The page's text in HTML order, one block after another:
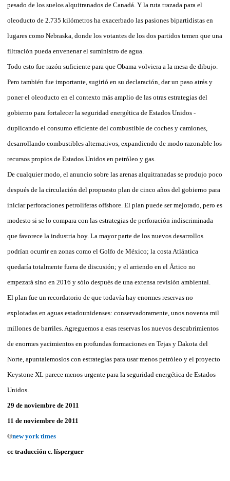
pesado de los suelos alquitranados de Canadá. Y la ruta trazada para el
oleoducto de 2.735 kilómetros ha exacerbado las pasiones bipartidistas en
lugares como Nebraska, donde los votantes de los dos partidos temen que una
filtración pueda envenenar el suministro de agua.
Todo esto fue razón suficiente para que Obama volviera a la mesa de dibujo.
Pero también fue importante, sugirió en su declaración, dar un paso atrás y
poner el oleoducto en el contexto más amplio de las otras estrategias del
gobierno para fortalecer la seguridad energética de Estados Unidos -
duplicando el consumo eficiente del combustible de coches y camiones,
desarrollando combustibles alternativos, expandiendo de modo razonable los
recursos propios de Estados Unidos en petróleo y gas.
De cualquier modo, el anuncio sobre las arenas alquitranadas se produjo poco
después de la circulación del propuesto plan de cinco años del gobierno para
iniciar perforaciones petrolíferas offshore. El plan puede ser mejorado, pero es
modesto si se lo compara con las estrategias de perforación indiscriminada
que favorece la industria hoy. La mayor parte de los nuevos desarrollos
podrían ocurrir en zonas como el Golfo de México; la costa Atlántica
quedaría totalmente fuera de discusión; y el arriendo en el Ártico no
empezará sino en 2016 y sólo después de una extensa revisión ambiental.
El plan fue un recordatorio de que todavía hay enormes reservas no
explotadas en aguas estadounidenses: conservadoramente, unos noventa mil
millones de barriles. Agreguemos a esas reservas los nuevos descubrimientos
de enormes yacimientos en profundas formaciones en Tejas y Dakota del
Norte, apuntalemoslos con estrategias para usar menos petróleo y el proyecto
Keystone XL parece menos urgente para la seguridad energética de Estados
Unidos.
29 de noviembre de 2011
11 de noviembre de 2011
©new york times
cc traducción c. lísperguer